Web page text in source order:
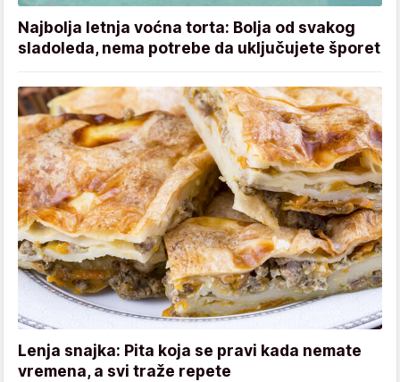
Najbolja letnja voćna torta: Bolja od svakog
sladoleda, nema potrebe da uključujete šporet
Lenja snajka: Pita koja se pravi kada nemate
vremena, a svi traže repete